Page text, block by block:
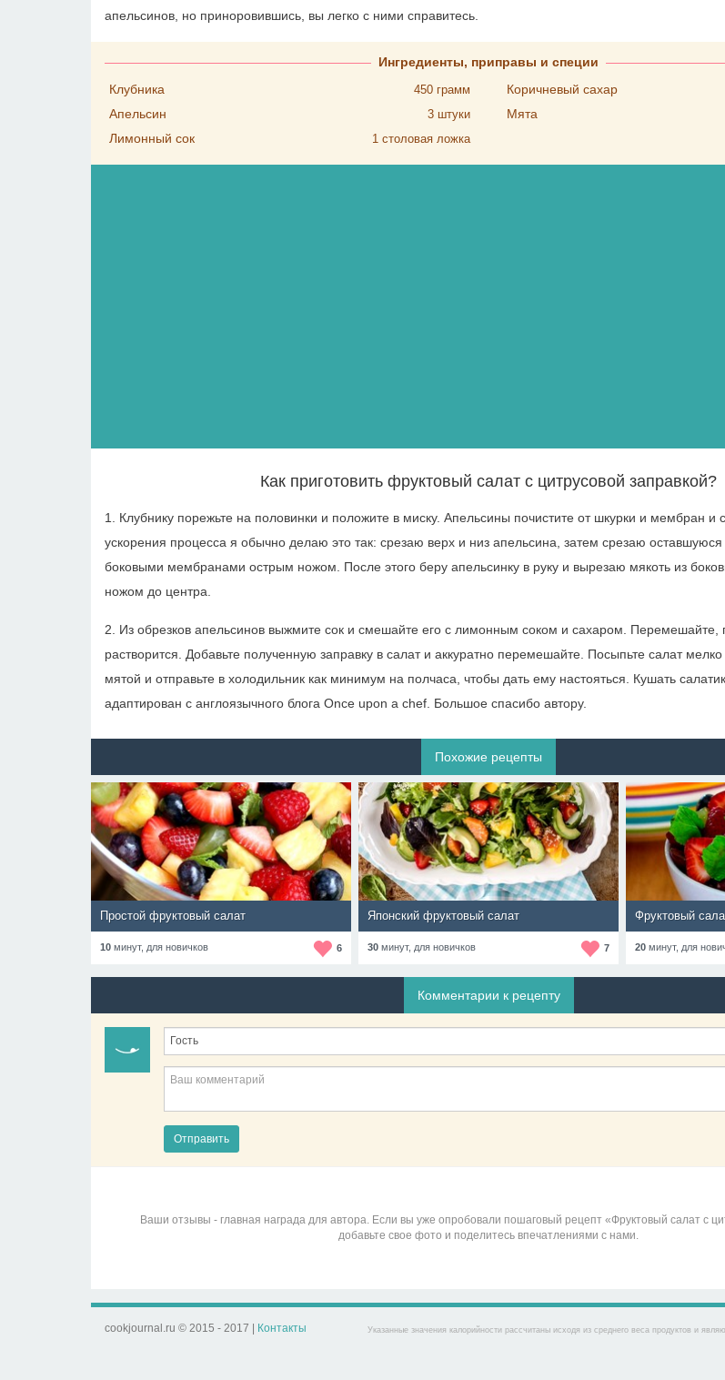
апельсинов, но приноровившись, вы легко с ними справитесь.
Ингредиенты, приправы и специи
Клубника
450 грамм
Апельсин 3 штуки
Лимонный сок 1 столовая ложка
Коричневый сахар
Мята
Как приготовить фруктовый салат с цитрусовой заправкой?
1. Клубнику порежьте на половинки и положите в миску. Апельсины почистите от шкурки и мембран и
ускорения процесса я обычно делаю это так: срезаю верх и низ апельсина, затем срезаю оставшуюся
боковыми мембранами острым ножом. После этого беру апельсинку в руку и вырезаю мякоть из
ножом до центра.
2. Из обрезков апельсинов выжмите сок и смешайте его с лимонным соком и сахаром. Перемешайте,
растворится. Добавьте полученную заправку в салат и аккуратно перемешайте. Посыпьте салат
мятой и отправьте в холодильник как минимум на полчаса, чтобы дать ему настояться. Кушать
адаптирован с англоязычного блога Once upon a chef. Большое спасибо автору.
Похожие рецепты
Простой фруктовый салат
10минут, для новичков 6
Японский фруктовый салат
30минут, для новичков 7
Фруктовый
20 минут, для
Комментарии к рецепту
Отправить
Ваши отзывы - главная награда для автора. Если вы уже опробовали пошаговый рецепт «Фруктовый салат с
добавьте свое фото и поделитесь впечатлениями с нами.
cookjournal.ru © 2015 - 2017 | Контакты Указанные значения калорийности рассчитаны исходя из среднего веса продуктов и